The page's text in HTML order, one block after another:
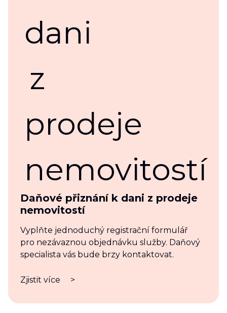
Daňové přiznání k dani z prodeje
nemovitostí
Vyplňte jednoduchý registrační formulář
pro nezávaznou objednávku služby. Daňový
specialista vás bude brzy kontaktovat.
Zjistit více >